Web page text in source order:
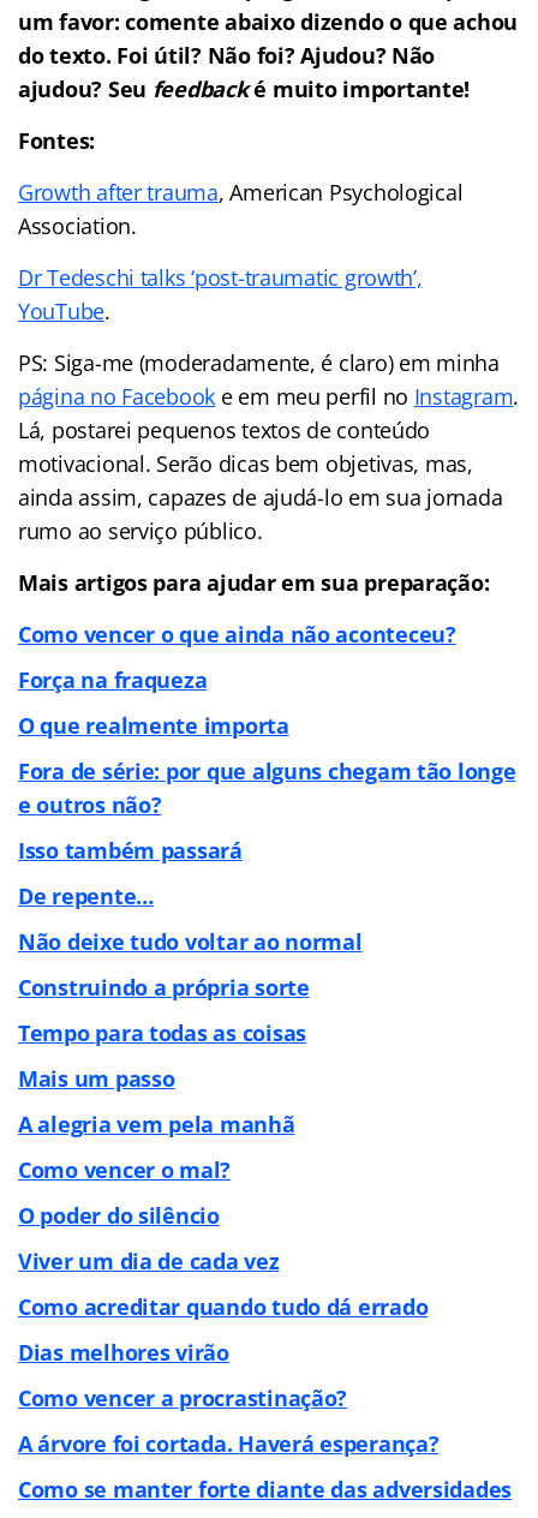
um favor: comente abaixo dizendo o que achou
do texto. Foi útil? Não foi? Ajudou? Não
ajudou? Seu feedbacké muito importante!
Fontes:
Growth after trauma, American Psychological
Association.
Dr Tedeschi talks ‘post-traumatic growth’,
YouTube.
PS: Siga-me (moderadamente, é claro) em minha
página no Facebook e em meu perfil no Instagram.
Lá, postarei pequenos textos de conteúdo
motivacional. Serão dicas bem objetivas, mas,
ainda assim, capazes de ajudá-lo em sua jornada
rumo ao serviço público.
Mais artigos para ajudar em sua preparação:
Como vencer o que ainda não aconteceu?
Força na fraqueza
O que realmente importa
Fora de série: por que alguns chegam tão longe
e outros não?
Isso também passará
De repente…
Não deixe tudo voltar ao normal
Construindo a própria sorte
Tempo para todas as coisas
Mais um passo
A alegria vem pela manhã
Como vencer o mal?
O poder do silêncio
Viver um dia de cada vez
Como acreditar quando tudo dá errado
Dias melhores virão
Como vencer a procrastinação?
A árvore foi cortada. Haverá esperança?
Como se manter forte diante das adversidades